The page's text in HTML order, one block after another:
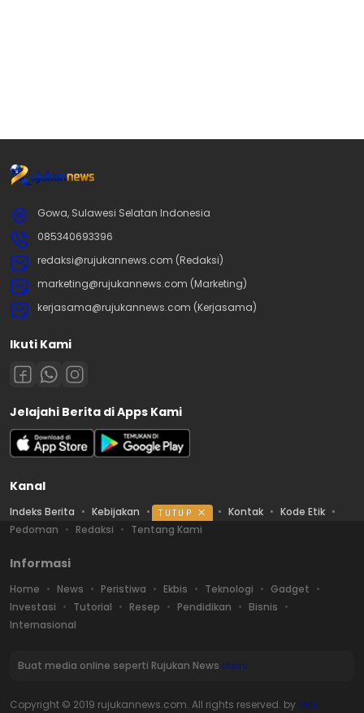
Gowa, Sulawesi Selatan Indonesia
085340693396
redaksi@rujukannews.com (Redaksi)
marketing@rujukannews.com (Marketing)
kerjasama@rujukannews.com (Kerjasama)
Ikuti Kami
Jelajahi Berita di Apps Kami
Kanal
Indeks Berita Kebijakan Ketentuan Kontak
Kode Etik
Pedoman
Redaksi Tentang Kami
Informasi
Home News Peristiwa Ekbis Teknologi
Gadget
Investasi
Tutorial Resep Pendidikan
Bisnis
Internasional
Buat media online seperti Rujukan News disini
Copyright © 2019 rujukannews.com. All rights reserved. byAMK
TUTUP